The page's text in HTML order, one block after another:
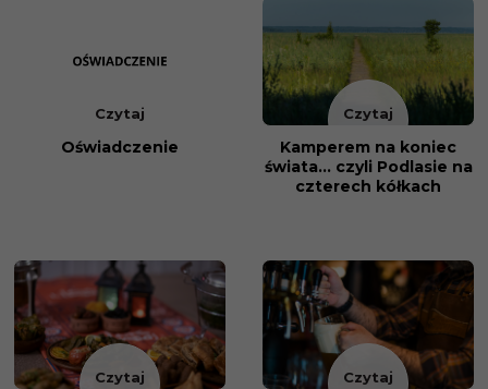
Czytaj
Oświadczenie
Czytaj
Kamperem na koniec
świata... czyli Podlasie na
czterech kółkach
Czytaj Czytaj